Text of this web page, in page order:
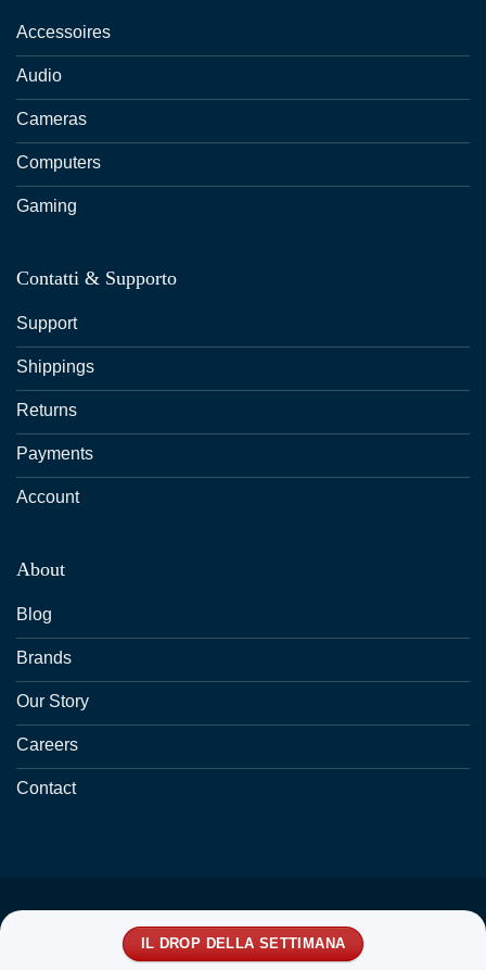
Accessoires
Audio
Cameras
Computers
Gaming
Contatti & Supporto
Support
Shippings
Returns
Payments
Account
About
Blog
Brands
Our Story
Careers
Contact
IL DROP DELLA SETTIMANA